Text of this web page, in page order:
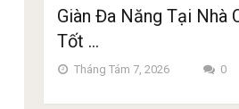
Giàn Đa Năng Tại Nhà
Tốt …
Tháng Tám 7, 2026 0